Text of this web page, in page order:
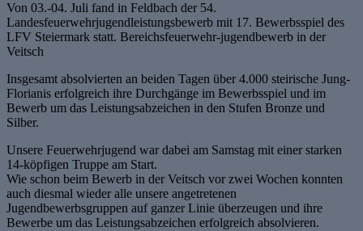
Von 03.-04. Juli fand in Feldbach der 54.
Landesfeuerwehrjugendleistungsbewerb mit 17. Bewerbsspiel des
LFV Steiermark statt. Bereichsfeuerwehr-jugendbewerb in der
Veitsch
Insgesamt absolvierten an beiden Tagen über 4.000 steirische Jung-
Florianis erfolgreich ihre Durchgänge im Bewerbsspiel und im
Bewerb um das Leistungsabzeichen in den Stufen Bronze und
Silber.
Unsere Feuerwehrjugend war dabei am Samstag mit einer starken
14-köpfigen Truppe am Start.
Wie schon beim Bewerb in der Veitsch vor zwei Wochen konnten
auch diesmal wieder alle unsere angetretenen
Jugendbewerbsgruppen auf ganzer Linie überzeugen und ihre
Bewerbe um das Leistungsabzeichen erfolgreich absolvieren.